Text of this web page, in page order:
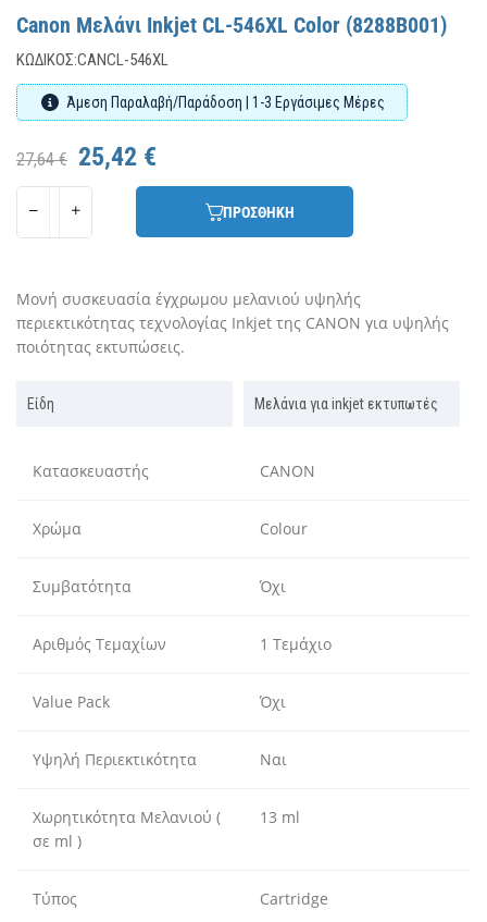
Canon Μελάνι Inkjet CL-546XL Color (8288B001)
ΚΩΔΙΚΌΣ:CANCL-546XL
Άμεση Παραλαβή/Παράδοση | 1-3 Εργάσιμες Μέρες
27,64 € 25,42 €
ΠΡΟΣΘΗΚΗ
Μονή συσκευασία έγχρωμου μελανιού υψηλής
περιεκτικότητας τεχνολογίας Inkjet της CANON για υψηλής
ποιότητας εκτυπώσεις.
Είδη Μελάνια για inkjet εκτυπωτές
Κατασκευαστής CANON
Χρώμα Colour
Συμβατότητα Όχι
Αριθμός Τεμαχίων 1 Τεμάχιο
Value Pack Όχι
Υψηλή Περιεκτικότητα Ναι
Χωρητικότητα Μελανιού (
σε ml )
13 ml
Τύπος Cartridge